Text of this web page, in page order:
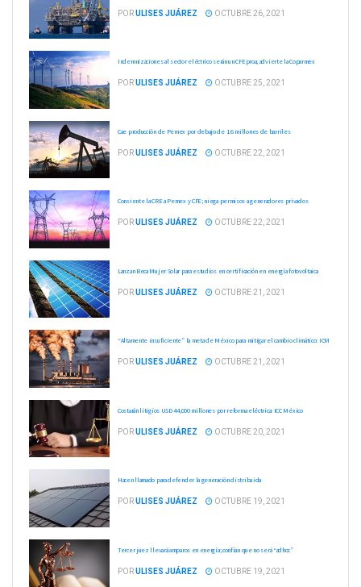
PORULISES JUÁREZ OCTUBRE 26, 2021
Indemnizaciones al sector eléctrico serán un CFEproa, advierte la Coparmex
PORULISES JUÁREZ OCTUBRE 25, 2021
Cae producción de Pemex por debajo de 1.6 millones de barriles
PORULISES JUÁREZ OCTUBRE 22, 2021
Consiente la CRE a Pemex y CFE; niega permisos a generadores privados
PORULISES JUÁREZ OCTUBRE 22, 2021
Lanzan Beca Mujer Solar para estudios en certificación en energía fotovoltaica
PORULISES JUÁREZ OCTUBRE 21, 2021
“Altamente insuficiente” la meta de México para mitigar el cambio climático: ICM
PORULISES JUÁREZ OCTUBRE 21, 2021
Costarán litigios USD 44,000 millones por reforma eléctrica: ICC México
PORULISES JUÁREZ OCTUBRE 20, 2021
Hacen llamado para defender la generación distribuida
PORULISES JUÁREZ OCTUBRE 19, 2021
Tercer juez llevará amparos en energía; confían que no será “adhoc”
PORULISES JUÁREZ OCTUBRE 19, 2021